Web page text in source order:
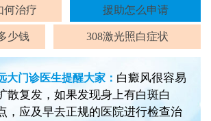
何治疗 援助怎么申请
少钱 308激光照白症状
大门诊医生提醒大家： 白癜风很容易
散复发，如果发现身上有白斑白
，应及早去正规的医院进行检查治